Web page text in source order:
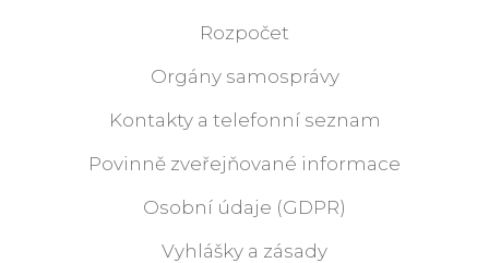
Rozpočet
Orgány samosprávy
Kontakty a telefonní seznam
Povinně zveřejňované informace
Osobní údaje (GDPR)
Vyhlášky a zásady